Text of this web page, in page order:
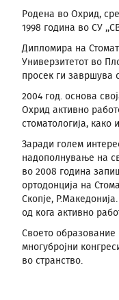
Родена во Охрид,
1998 година во СУ
Дипломира на
Универзитетот во
просек ги завршува
2004 год. основа
Охрид активно
стоматологија,
Заради голем
надополнување на
во 2008 година
ортодонција на
Скопје,
од кога активно
Своето образование
многубројни
во странство.